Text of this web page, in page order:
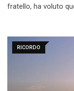
fratello, ha voluto
RICORDO